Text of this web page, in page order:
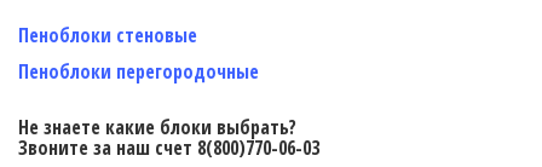
Пеноблоки стеновые
Пеноблоки перегородочные
Не знаете какие блоки выбрать?
Звоните за наш счет 8(800)770-06-03